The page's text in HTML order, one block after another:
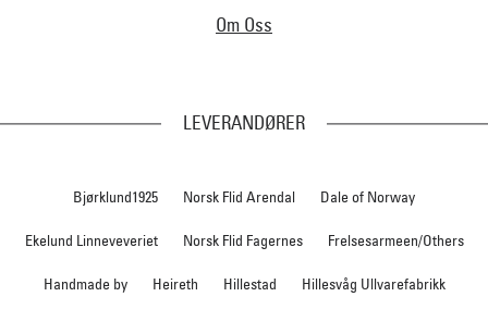
Om Oss
LEVERANDØRER
Bjørklund1925 Norsk Flid Arendal Dale of Norway
Ekelund Linneveveriet Norsk Flid Fagernes Frelsesarmeen/Others
Handmade by Heireth Hillestad Hillesvåg Ullvarefabrikk